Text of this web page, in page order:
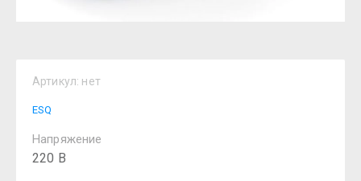
Артикул: нет
ESQ
Напряжение
220 В